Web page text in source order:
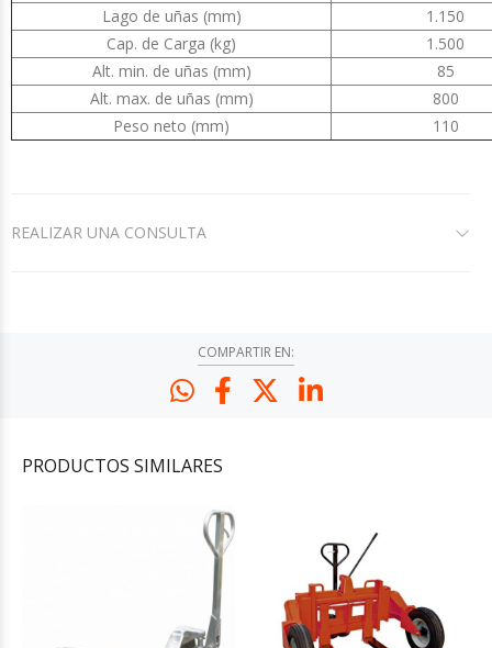
Lago de uñas (mm)
1.150
Cap. de Carga (kg)
1.500
Alt. min. de uñas (mm)
85
Alt. max. de uñas (mm)
800
Peso neto (mm)
110
REALIZAR UNA CONSULTA
COMPARTIR EN:
PRODUCTOS SIMILARES